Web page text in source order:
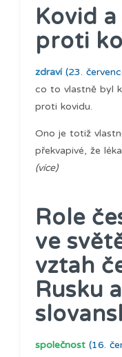
Kovid
proti
zdraví (23.
co to vlastně byl
proti kovidu.
Ono je totiž
překvapivé, že
(více)
Role
ve
vztah
Rusku
společnost (16.